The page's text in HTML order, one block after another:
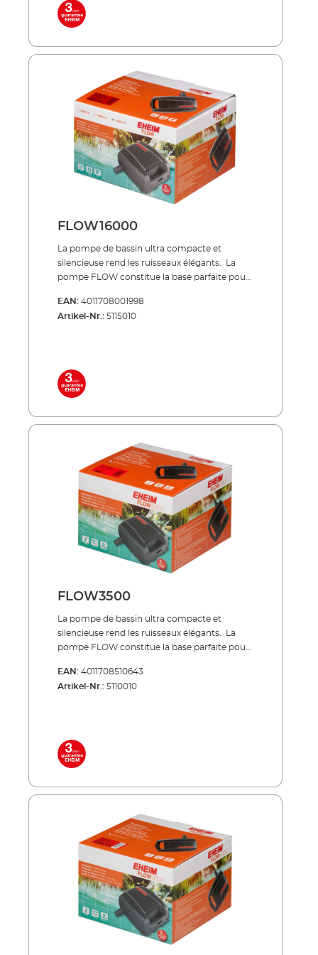
de saleté dans le filtre. Ainsi, la pompe ne peut
pas s'obstruer. Nos pompes FLOW se
(filtres à débit continu) ou dans les ensembles
d’énergie, silencieuse, indestructible !
Refoulement des particules d’impuretés
jusqu'à une taille de 8 mm Moteur basse
consommation Convient pour un
fonctionnement en continu sous l'eau Ne
requiert que très peu de maintenance et facile
à nettoyer Avec protection contre les
surchauffes si niveau d'eau insuffisant Inclus
dans la livraison: pompe de bassin
FLOW12000 pour filtre et ruisseaux tubulure
de raccordement câble réseau 10 m
FLOW16000
La pompe de bassin ultra compacte et
silencieuse rend les ruisseaux élégants. La
pompe FLOW constitue la base parfaite pour
manière fiable votre système de filtration de
bassin et crée ainsi la circulation optimale
de saleté dans le filtre. Ainsi, la pompe ne peut
pas s'obstruer. Nos pompes FLOW se
(filtres à débit continu) ou dans les ensembles
d’énergie, silencieuse, indestructible !
Refoulement des particules d’impuretés
jusqu'à une taille de 8 mm Moteur basse
consommation Convient pour un
fonctionnement en continu sous l'eau Ne
requiert que très peu de maintenance et facile
à nettoyer Avec protection contre les
surchauffes si niveau d'eau insuffisant Inclus
dans la livraison: pompe de bassin
FLOW16000 pour filtre et ruisseaux tubulure
de raccordement câble réseau 10 m
EAN: 4011708001998
Artikel-Nr.: 5115010
FLOW3500
La pompe de bassin ultra compacte et
silencieuse rend les ruisseaux élégants. La
pompe FLOW constitue la base parfaite pour
manière fiable votre système de filtration de
bassin et crée ainsi la circulation optimale
de saleté dans le filtre. Ainsi, la pompe ne peut
pas s'obstruer. Nos pompes FLOW se
(filtres à débit continu) ou dans les ensembles
d’énergie, silencieuse, indestructible !
Refoulement des particules d’impuretés
jusqu'à une taille de 8 mm Moteur basse
consommation Convient pour un
fonctionnement en continu sous l'eau Ne
requiert que très peu de maintenance et facile
à nettoyer Avec protection contre les
surchauffes si niveau d'eau insuffisant Inclus
dans la livraison: Pompe de bassin pour filtre
et ruisseau FLOW3500 tubulure de
EAN: 4011708510643
Artikel-Nr.: 5110010